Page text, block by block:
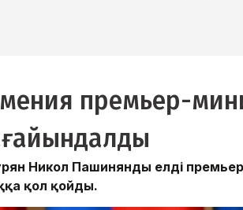
премьер-
Никол Пашинянды елдің
қол қойды.